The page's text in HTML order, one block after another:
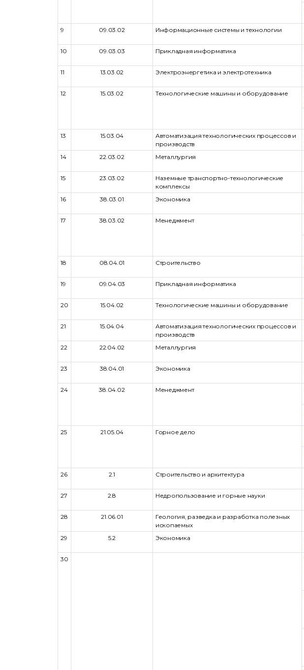
9 09.03.02 Информационные системы и технологии
10 09.03.03 Прикладная информатика
11 13.03.02 Электроэнергетика и электротехника
12 15.03.02 Технологические машины и оборудование
13 15.03.04
Автоматизация технологических процессов и
производств
14 22.03.02 Металлургия
15 23.03.02
Наземные транспортно-технологические
комплексы
16 38.03.01 Экономика
17 38.03.02 Менеджмент
18 08.04.01 Строительство
19 09.04.03 Прикладная информатика
20 15.04.02 Технологические машины и оборудование
21 15.04.04
Автоматизация технологических процессов и
производств
22 22.04.02 Металлургия
23 38.04.01 Экономика
24 38.04.02 Менеджмент
25 21.05.04 Горное дело
26 2.1 Строительство и архитектура
27 2.8 Недропользование и горные науки
28 21.06.01
Геология, разведка и разработка полезных
ископаемых
29 5.2 Экономика
30